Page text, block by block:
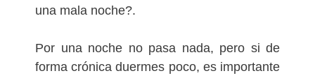
una mala noche?.
Por una noche no pasa nada, pero si de
forma crónica duermes poco, es importante